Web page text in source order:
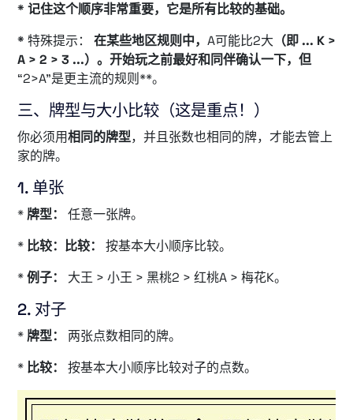
* 记住这个顺序非常重要，它是所有比较的基础。
* 特殊提示： 在某些地区规则中， A可能比2大 （即 ... K >
A > 2 > 3 ...）。开始玩之前最好和同伴确认一下，但
“2>A”是更主流的规则**。
三、牌型与大小比较（这是重点！）
你必须用相同的牌型，并且张数也相同的牌，才能去管上
家的牌。
1. 单张
* 牌型：
任意一张牌。
* 比较：比较：
按基本大小顺序比较。
*例子： 大王 > 小王 > 黑桃2 > 红桃A > 梅花K。
2. 对子
* 牌型：
两张点数相同的牌。
* 比较： 按基本大小顺序比较对子的点数。